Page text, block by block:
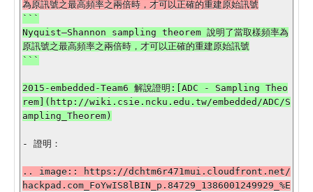
```
Nyquist–Shannon sampling theorem 說明了當取樣頻率為
原訊號之最高頻率之兩倍時，才可以正確的重建原始訊號
2015-embedded-Team6 解說證明:[ADC - Sampling Theo
rem](http://wiki.csie.ncku.edu.tw/embedded/ADC/S
- 證明：
.. image:: https://dchtm6r471mui.cloudfront.net/
hackpad.com_FoYwIS8lBIN_p.84729_1386001249929_%E